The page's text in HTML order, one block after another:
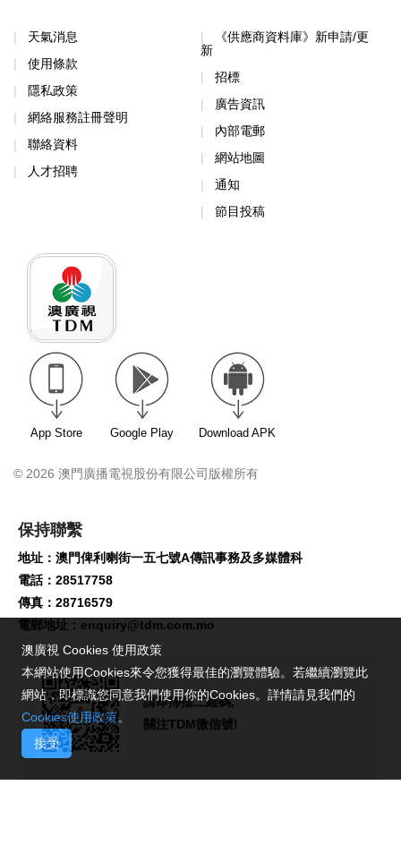
天氣消息
使用條款
隱私政策
網絡服務註冊聲明
聯絡資料
人才招聘
《供應商資料庫》新申請/更
新
招標
廣告資訊
內部電郵
網站地圖
通知
節目投稿
App Store Google Play Download APK
© 2026 澳門廣播電視股份有限公司版權所有
保持聯繫
地址：澳門俾利喇街一五七號A傳訊事務及多媒體科
電話：28517758
傳真：28716579
電郵地址： enquiry@tdm.com.mo
請即掃描二維碼,
關注TDM微信號!
澳廣視 Cookies 使用政策
本網站使用Cookies來令您獲得最佳的瀏覽體驗。若繼續瀏覽此
網站，即標識您同意我們使用你的Cookies。詳情請見我們的
Cookies使用政策。
接受